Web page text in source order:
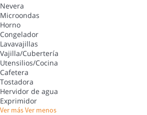
Nevera
Microondas
Horno
Congelador
Lavavajillas
Vajilla/Cubertería
Utensilios/Cocina
Cafetera
Tostadora
Hervidor de agua
Exprimidor
Ver másVer menos